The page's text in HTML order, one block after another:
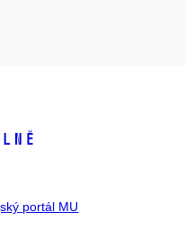
portál MU